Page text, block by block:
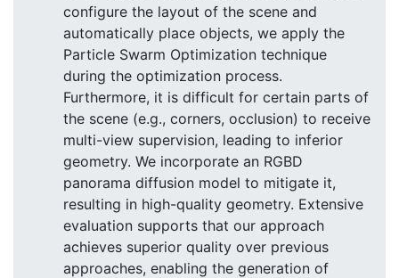
configure the layout of the scene and
automatically place objects, we apply the
Particle Swarm Optimization technique
during the optimization process.
Furthermore, it is difficult for certain parts of
the scene (e.g., corners, occlusion) to receive
multi-view supervision, leading to inferior
geometry. We incorporate an RGBD
panorama diffusion model to mitigate it,
resulting in high-quality geometry. Extensive
evaluation supports that our approach
achieves superior quality over previous
approaches, enabling the generation of